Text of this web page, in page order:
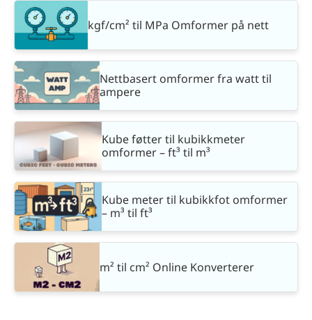
kgf/cm² til MPa Omformer på nett
Nettbasert omformer fra watt til
ampere
Kube føtter til kubikkmeter
omformer – ft³ til m³
Kube meter til kubikkfot omformer
– m³ til ft³
m² til cm² Online Konverterer